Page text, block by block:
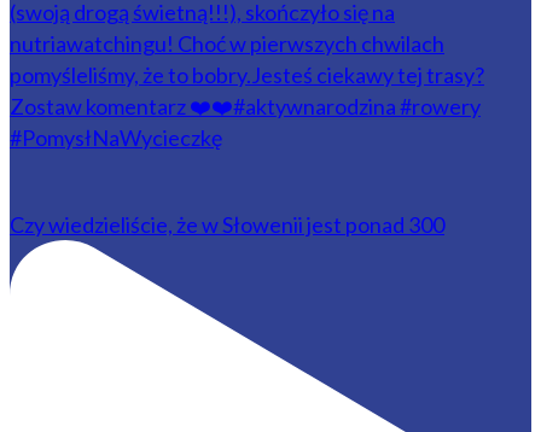
Czy wiedzieliście, że w Słowenii jest ponad 300